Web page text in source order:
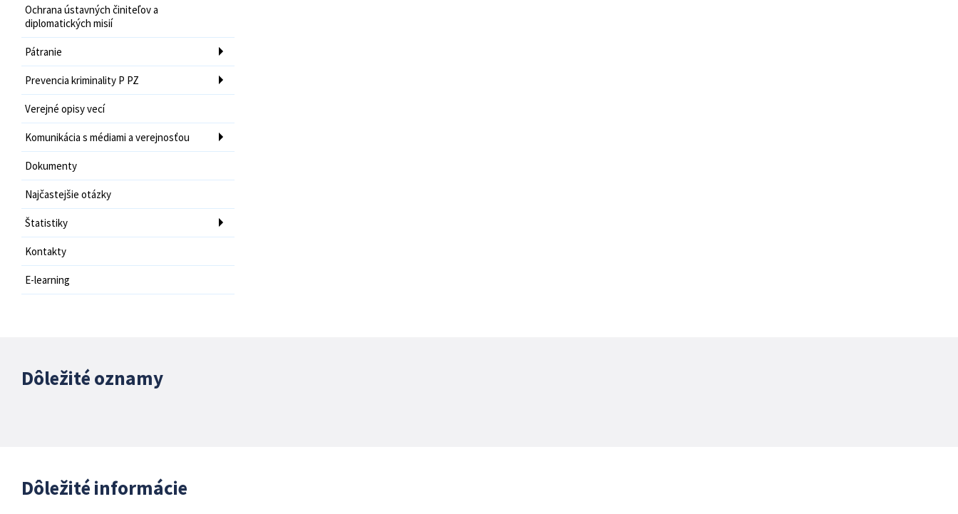
Ochrana ústavných činiteľov a
diplomatických misií
Pátranie
Prevencia kriminality P PZ
Verejné opisy vecí
Komunikácia s médiami a verejnosťou
Dokumenty
Najčastejšie otázky
Štatistiky
Kontakty
E-learning
Dôležité oznamy
Dôležité informácie